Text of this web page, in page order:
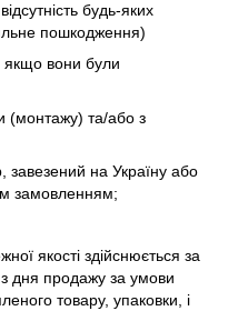
будь-яких
пошкодження)
якщо вони були
(монтажу) та/або з
завезений на Україну або
замовленням;
якості здійснюється за
дня продажу за умови
товару, упаковки, і